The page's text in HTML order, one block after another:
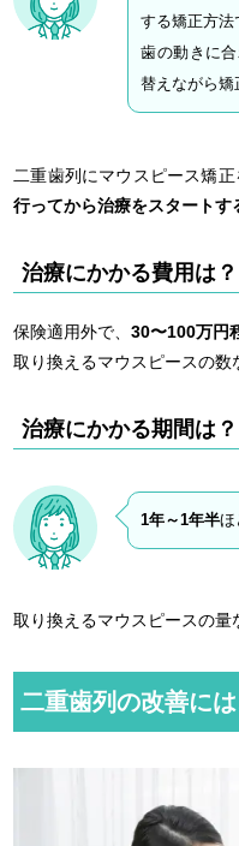
する矯正方法
歯の動きに
替えながら矯
二重歯列にマウスピース矯正
行ってから治療をスタートす
治療にかかる費用は？
保険適用外で、30〜100万円
取り換えるマウスピースの数
治療にかかる期間は？
1年～1年半ほ
取り換えるマウスピースの量
二重歯列の改善に